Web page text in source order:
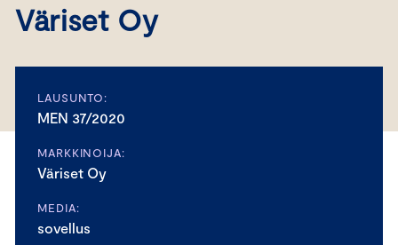
Väriset Oy
LAUSUNTO:
MEN 37/2020
MARKKINOIJA:
Väriset Oy
MEDIA:
sovellus